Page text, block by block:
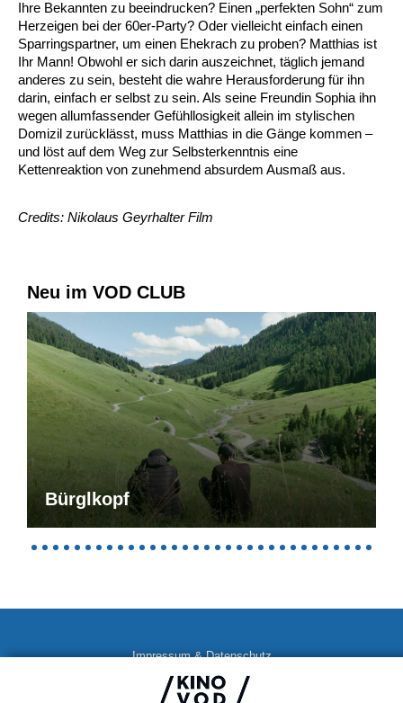
Ihre Bekannten zu beeindrucken? Einen „perfekten Sohn“ zum
Herzeigen bei der 60er-Party? Oder vielleicht einfach einen
Sparringspartner, um einen Ehekrach zu proben? Matthias ist
Ihr Mann! Obwohl er sich darin auszeichnet, täglich jemand
anderes zu sein, besteht die wahre Herausforderung für ihn
darin, einfach er selbst zu sein. Als seine Freundin Sophia ihn
wegen allumfassender Gefühllosigkeit allein im stylischen
Domizil zurücklässt, muss Matthias in die Gänge kommen –
und löst auf dem Weg zur Selbsterkenntnis eine
Kettenreaktion von zunehmend absurdem Ausmaß aus.
Credits: Nikolaus Geyrhalter Film
Neu im VOD CLUB
Bürglkopf
Impressum & Datenschutz
AGB